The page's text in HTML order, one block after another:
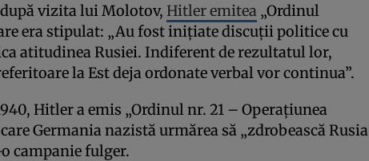
vizita lui Molotov, Hitler emitea „Ordinul
era stipulat: „Au fost inițiate discuții politice cu
atitudinea Rusiei. Indiferent de rezultatul lor,
la Est deja ordonate verbal vor continua”.
Hitler a emis „Ordinul nr. 21 – Operațiunea
Germania nazistă urmărea să „zdrobească Rusia
campanie fulger.